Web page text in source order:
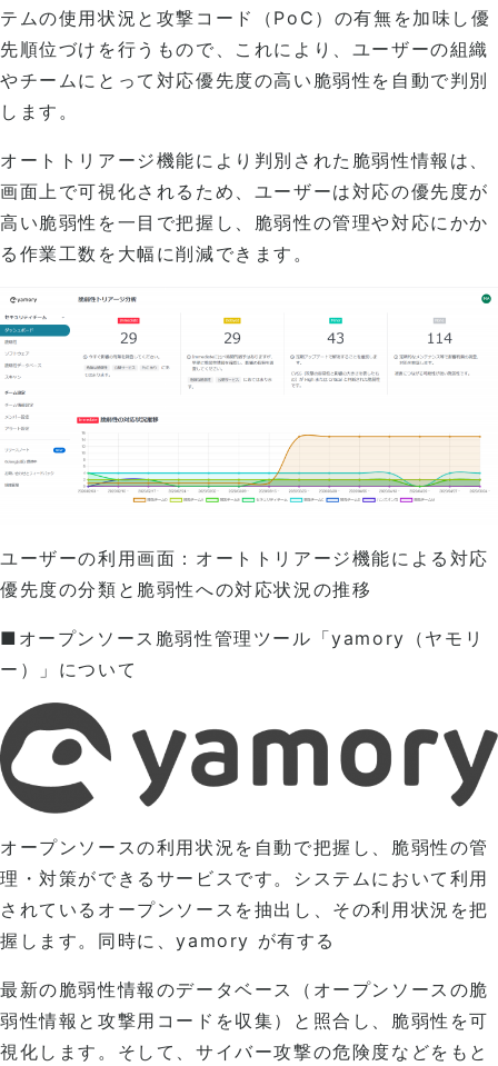
テムの使用状況と攻撃コード（PoC）の有無を加味し優
先順位づけを行うもので、これにより、ユーザーの組織
やチームにとって対応優先度の高い脆弱性を自動で判別
します。
オートトリアージ機能により判別された脆弱性情報は、
画面上で可視化されるため、ユーザーは対応の優先度が
高い脆弱性を一目で把握し、脆弱性の管理や対応にかか
る作業工数を大幅に削減できます。
ユーザーの利用画面：オートトリアージ機能による対応
優先度の分類と脆弱性への対応状況の推移
■オープンソース脆弱性管理ツール「yamory（ヤモリ
ー）」について
オープンソースの利用状況を自動で把握し、脆弱性の管
理・対策ができるサービスです。システムにおいて利用
されているオープンソースを抽出し、その利用状況を把
握します。同時に、yamory が有する
最新の脆弱性情報のデータベース（オープンソースの脆
弱性情報と攻撃用コードを収集）と照合し、脆弱性を可
視化します。そして、サイバー攻撃の危険度などをもと